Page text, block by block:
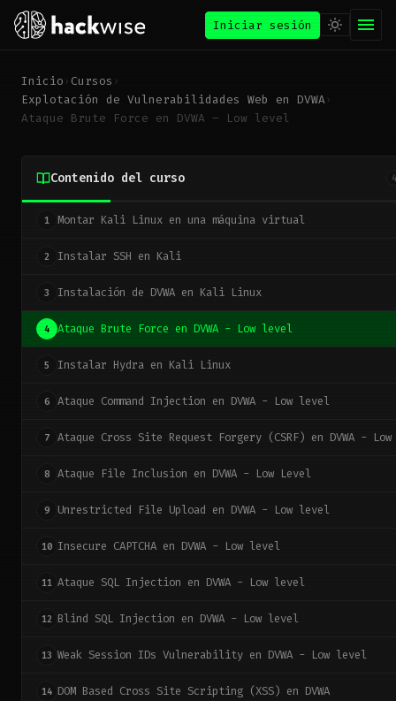
Iniciar sesión
Inicio › Cursos ›
Explotación de Vulnerabilidades Web en DVWA›
Ataque Brute Force en DVWA – Low level
Contenido del curso
1 Montar Kali Linux en una máquina virtual
2 Instalar SSH en Kali
3 Instalación de DVWA en Kali Linux
4 Ataque Brute Force en DVWA - Low level
5 Instalar Hydra en Kali Linux
6 Ataque Command Injection en DVWA - Low level
7 Ataque Cross Site Request Forgery (CSRF) en DVWA -
8 Ataque File Inclusion en DVWA - Low Level
9 Unrestricted File Upload en DVWA - Low level
10 Insecure CAPTCHA en DVWA - Low level
11 Ataque SQL Injection en DVWA - Low level
12 Blind SQL Injection en DVWA - Low level
13 Weak Session IDs Vulnerability en DVWA - Low level
14 DOM Based Cross Site Scripting (XSS) en DVWA